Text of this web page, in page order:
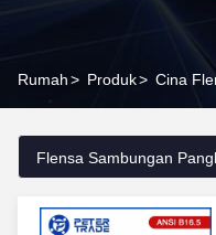
Rumah> Produk> Cina
Flensa Sambungan